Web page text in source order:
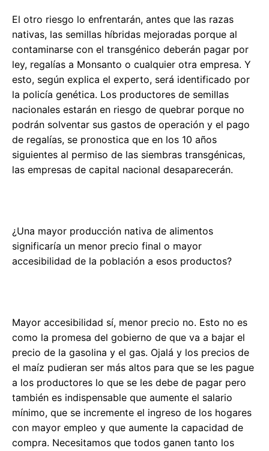
El otro riesgo lo enfrentarán, antes que las razas
nativas, las semillas híbridas mejoradas porque al
contaminarse con el transgénico deberán pagar por
ley, regalías a Monsanto o cualquier otra empresa. Y
esto, según explica el experto, será identificado por
la policía genética. Los productores de semillas
nacionales estarán en riesgo de quebrar porque no
podrán solventar sus gastos de operación y el pago
de regalías, se pronostica que en los 10 años
siguientes al permiso de las siembras transgénicas,
las empresas de capital nacional desaparecerán.
¿Una mayor producción nativa de alimentos
significaría un menor precio final o mayor
accesibilidad de la población a esos productos?
Mayor accesibilidad sí, menor precio no. Esto no es
como la promesa del gobierno de que va a bajar el
precio de la gasolina y el gas. Ojalá y los precios de
el maíz pudieran ser más altos para que se les pague
a los productores lo que se les debe de pagar pero
también es indispensable que aumente el salario
mínimo, que se incremente el ingreso de los hogares
con mayor empleo y que aumente la capacidad de
compra. Necesitamos que todos ganen tanto los